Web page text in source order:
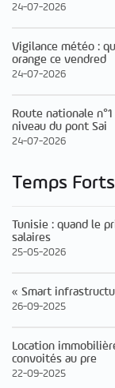
24-07-2026
Vigilance météo :
orange ce vendred
24-07-2026
Route nationale
niveau du pont Sai
24-07-2026
Temps Forts
Tunisie : quand le
salaires
25-05-2026
« Smart
26-09-2025
Location
convoités au pre
22-09-2025